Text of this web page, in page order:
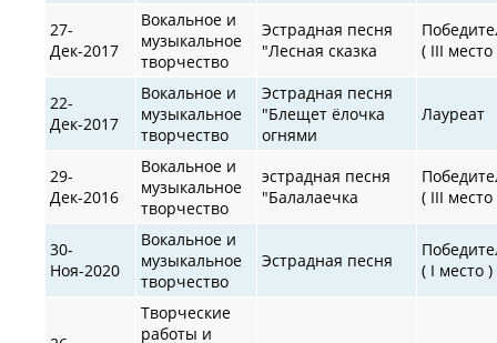
27-
Дек-2017
Вокальное и
музыкальное
творчество
Эстрадная песня
"Лесная сказка
( III место
22-
Дек-2017
Вокальное и
музыкальное
творчество
Эстрадная песня
"Блещет ёлочка
огнями
Лауреат
29-
Дек-2016
Вокальное и
музыкальное
творчество
эстрадная песня
"Балалаечка
( III место
30-
Ноя-2020
Вокальное и
музыкальное
творчество
Эстрадная песня
( I место )
Творческие
работы и